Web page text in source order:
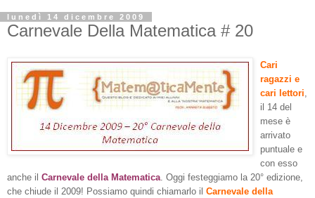
lunedì 14 dicembre 2009
Carnevale Della Matematica # 20
Cari
ragazzi e
cari lettori
il 14 del
mese è
arrivato
puntuale e
con esso
anche il Carnevale della Matematica . Oggi festeggiamo la 20° edizione,
che chiude il 2009! Possiamo quindi chiamarlo il Carnevale della